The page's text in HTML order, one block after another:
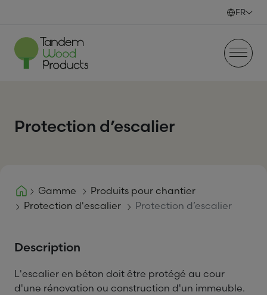
FR
Protection d’escalier
Gamme
Produits pour chantier
Protection d'escalier
Protection d’escalier
Description
L'escalier en béton doit être protégé au cour
d'une rénovation ou construction d'un immeuble.